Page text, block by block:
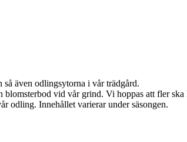
även odlingsytorna i vår trädgård.
vid vår grind. Vi hoppas att fler
odling. Innehållet varierar under säsongen.